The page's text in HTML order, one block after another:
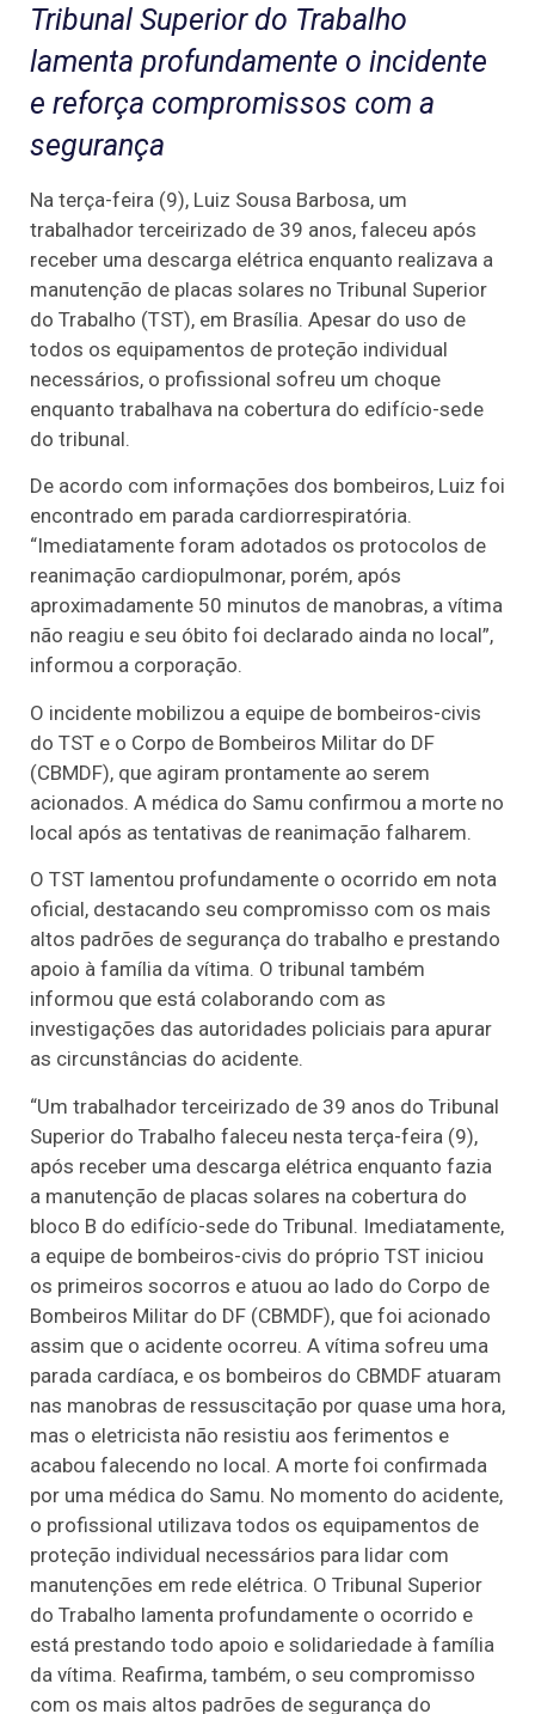
Tribunal Superior do Trabalho
lamenta profundamente o incidente
e reforça compromissos com a
segurança
Na terça-feira (9), Luiz Sousa Barbosa, um
trabalhador terceirizado de 39 anos, faleceu após
receber uma descarga elétrica enquanto realizava a
manutenção de placas solares no Tribunal Superior
do Trabalho (TST), em Brasília. Apesar do uso de
todos os equipamentos de proteção individual
necessários, o profissional sofreu um choque
enquanto trabalhava na cobertura do edifício-sede
do tribunal.
De acordo com informações dos bombeiros, Luiz foi
encontrado em parada cardiorrespiratória.
“Imediatamente foram adotados os protocolos de
reanimação cardiopulmonar, porém, após
aproximadamente 50 minutos de manobras, a vítima
não reagiu e seu óbito foi declarado ainda no local”,
informou a corporação.
O incidente mobilizou a equipe de bombeiros-civis
do TST e o Corpo de Bombeiros Militar do DF
(CBMDF), que agiram prontamente ao serem
acionados. A médica do Samu confirmou a morte no
local após as tentativas de reanimação falharem.
O TST lamentou profundamente o ocorrido em nota
oficial, destacando seu compromisso com os mais
altos padrões de segurança do trabalho e prestando
apoio à família da vítima. O tribunal também
informou que está colaborando com as
investigações das autoridades policiais para apurar
as circunstâncias do acidente.
“Um trabalhador terceirizado de 39 anos do Tribunal
Superior do Trabalho faleceu nesta terça-feira (9),
após receber uma descarga elétrica enquanto fazia
a manutenção de placas solares na cobertura do
bloco B do edifício-sede do Tribunal. Imediatamente,
a equipe de bombeiros-civis do próprio TST iniciou
os primeiros socorros e atuou ao lado do Corpo de
Bombeiros Militar do DF (CBMDF), que foi acionado
assim que o acidente ocorreu. A vítima sofreu uma
parada cardíaca, e os bombeiros do CBMDF atuaram
nas manobras de ressuscitação por quase uma hora,
mas o eletricista não resistiu aos ferimentos e
acabou falecendo no local. A morte foi confirmada
por uma médica do Samu. No momento do acidente,
o profissional utilizava todos os equipamentos de
proteção individual necessários para lidar com
manutenções em rede elétrica. O Tribunal Superior
do Trabalho lamenta profundamente o ocorrido e
está prestando todo apoio e solidariedade à família
da vítima. Reafirma, também, o seu compromisso
com os mais altos padrões de segurança do